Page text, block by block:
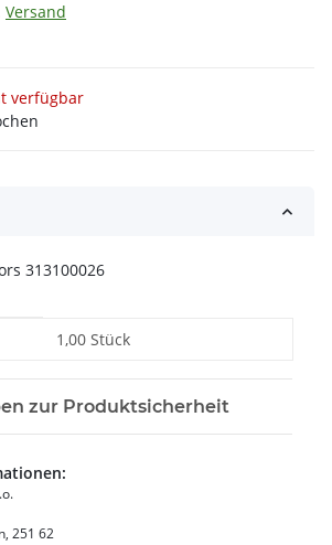
Versand
verfügbar
313100026
1,00 Stück
zur Produktsicherheit
251 62